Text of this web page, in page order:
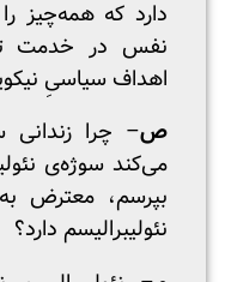
دارد که همه‌چیز
نفس در خدمت
اهداف سیاسیِ
ص– چرا زندانی
می‌کند سوژه‌ی
بپرسم، معترض
نئولیبرالیسم دارد؟